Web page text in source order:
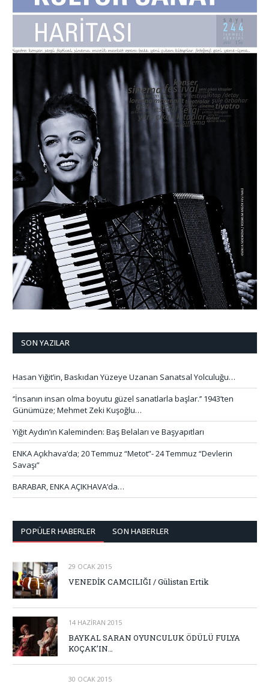
SON YAZILAR
Hasan Yiğit’in, Baskıdan Yüzeye Uzanan Sanatsal Yolculuğu…
‘’İnsanın insan olma boyutu güzel sanatlarla başlar.’’ 1943’ten
Günümüze; Mehmet Zeki Kuşoğlu…
Yiğit Aydın’ın Kaleminden: Baş Belaları ve Başyapıtları
ENKA Açıkhava’da; 20 Temmuz “Metot”- 24 Temmuz “Devlerin
Savaşı”
BARABAR, ENKA AÇIKHAVA’da…
POPÜLER HABERLER SON HABERLER
29 OCAK 2015
VENEDİK CAMCILIĞI / Gülistan Ertik
14 HAZIRAN 2015
BAYKAL SARAN OYUNCULUK ÖDÜLÜ FULYA
KOÇAK’IN…
30 OCAK 2015